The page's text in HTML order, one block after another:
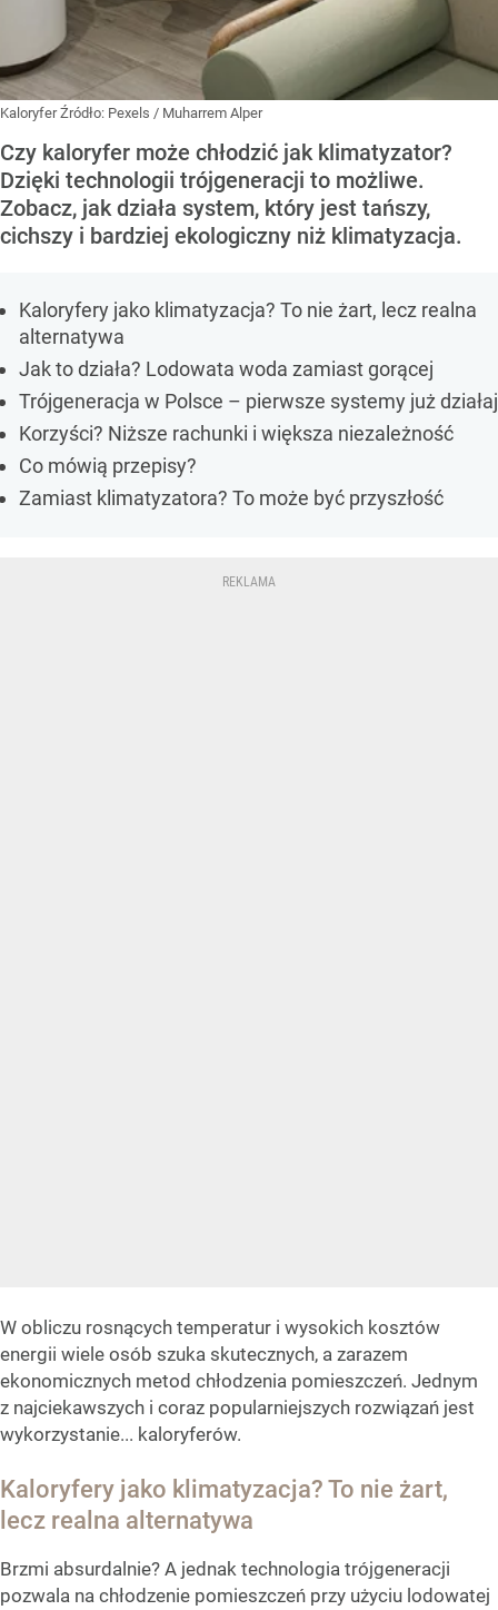
KaloryferŹródło: Pexels / Muharrem Alper
Czy kaloryfer może chłodzić jak klimatyzator?
Dzięki technologii trójgeneracji to możliwe.
Zobacz, jak działa system, który jest tańszy,
cichszy i bardziej ekologiczny niż klimatyzacja.
Kaloryfery jako klimatyzacja? To nie żart, lecz realna
alternatywa
Jak to działa? Lodowata woda zamiast gorącej
Trójgeneracja w Polsce – pierwsze systemy już
Korzyści? Niższe rachunki i większa niezależność
Co mówią przepisy?
Zamiast klimatyzatora? To może być przyszłość
W obliczu rosnących temperatur i wysokich kosztów
energii wiele osób szuka skutecznych, a zarazem
ekonomicznych metod chłodzenia pomieszczeń. Jednym
z najciekawszych i coraz popularniejszych rozwiązań jest
wykorzystanie... kaloryferów.
Kaloryfery jako klimatyzacja? To nie żart,
lecz realna alternatywa
Brzmi absurdalnie? A jednak technologia trójgeneracji
pozwala na chłodzenie pomieszczeń przy użyciu lodowatej